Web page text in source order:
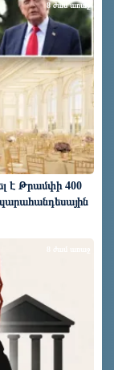
է Թրամփի 400
8 ժամ առաջ